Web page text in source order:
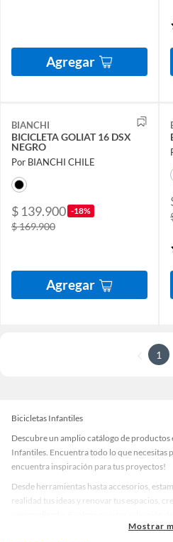
Agregar
BIANCHI
BICICLETA GOLIAT 16 DSX
NEGRO
Por BIANCHI CHILE
$ 139.900 -18%
$ 169.900
Agregar
1
Bicicletas Infantiles
Descubre un amplio catálogo de productos
Infantiles. Encuentra todo lo que necesitas
encuentra inspiración para tus proyectos!
Desde herramientas hasta accesorios,
realidad tus ideas y renovar tus espacios,
accesorios de calidad que te ayudarán a
Mostrar